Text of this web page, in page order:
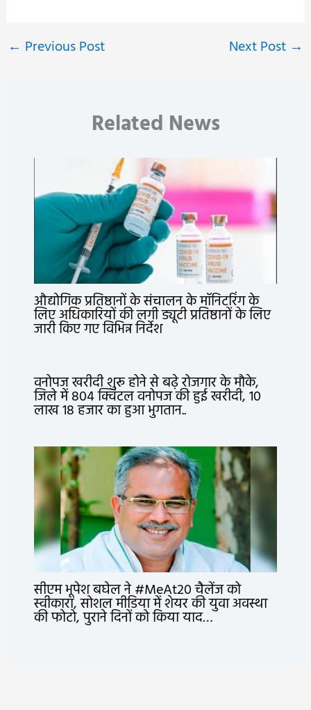
← Previous Post Next Post →
Related News
औद्योगिक प्रतिष्ठानों के संचालन के मॉनिटरिंग के
लिए अधिकारियों की लगी ड्यूटी प्रतिष्ठानों के लिए
जारी किए गए विभिन्न निर्देश
वनोपज खरीदी शुरू होने से बढ़े रोजगार के मौके,
जिले में 804 क्विंटल वनोपज की हुई खरीदी, 10
लाख 18 हजार का हुआ भुगतान..
सीएम भूपेश बघेल ने #MeAt20 चैलेंज को
स्वीकारा, सोशल मीडिया में शेयर की युवा अवस्था
की फोटो, पुराने दिनों को किया याद…